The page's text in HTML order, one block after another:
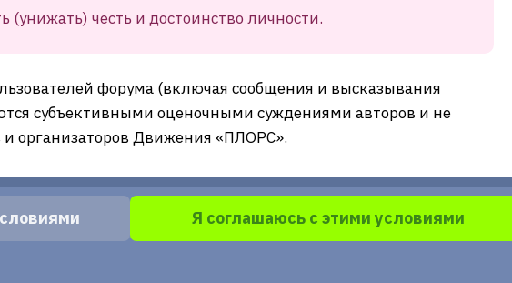
честь и достоинство личности.
форума (включая сообщения и высказывания
субъективными оценочными суждениями авторов и не
организаторов Движения «ПЛОРС».